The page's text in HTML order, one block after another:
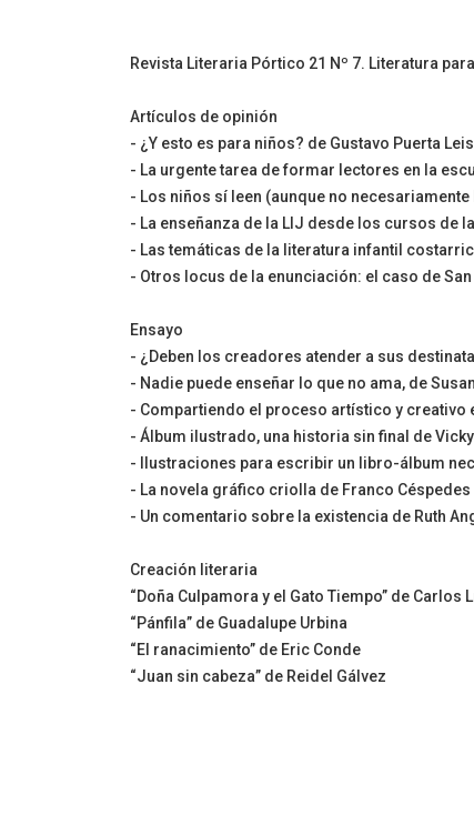
Revista Literaria Pórtico 21 Nº 7. Literatura
Artículos de opinión
- ¿Y esto es para niños? de Gustavo Puerta
- La urgente tarea de formar lectores en la
- Los niños sí leen (aunque no
- La enseñanza de la LIJ desde los cursos de
- Las temáticas de la literatura infantil
- Otros locus de la enunciación: el caso de
Ensayo
- ¿Deben los creadores atender a sus
- Nadie puede enseñar lo que no ama, de
- Compartiendo el proceso artístico y creativo
- Álbum ilustrado, una historia sin final de
- Ilustraciones para escribir un libro-álbum
- La novela gráfico criolla de Franco Céspedes
- Un comentario sobre la existencia de Ruth
Creación literaria
“Doña Culpamora y el Gato Tiempo” de Carlos
“Pánfila” de Guadalupe Urbina
“El ranacimiento” de Eric Conde
“Juan sin cabeza” de Reidel Gálvez